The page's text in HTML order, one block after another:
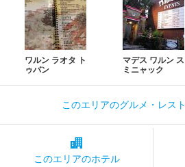
ワルン ラオタ ト
ゥバン
マデス ワルン ス
ミニャック
このエリアのグルメ・レス
このエリアのホテル